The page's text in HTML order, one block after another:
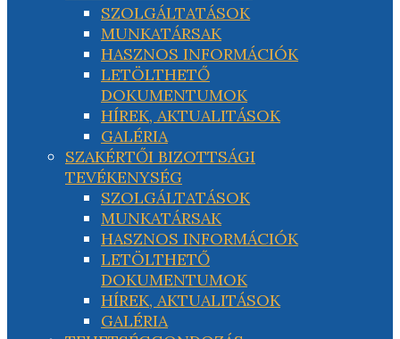
SZOLGÁLTATÁSOK
MUNKATÁRSAK
HASZNOS INFORMÁCIÓK
LETÖLTHETŐ
DOKUMENTUMOK
HÍREK, AKTUALITÁSOK
GALÉRIA
SZAKÉRTŐI BIZOTTSÁGI
TEVÉKENYSÉG
SZOLGÁLTATÁSOK
MUNKATÁRSAK
HASZNOS INFORMÁCIÓK
LETÖLTHETŐ
DOKUMENTUMOK
HÍREK, AKTUALITÁSOK
GALÉRIA